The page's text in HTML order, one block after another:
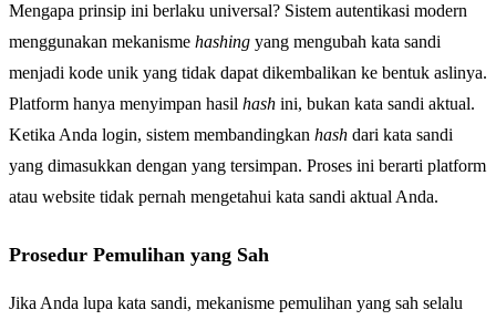
Mengapa prinsip ini berlaku universal? Sistem autentikasi modern
menggunakan mekanisme hashing yang mengubah kata sandi
menjadi kode unik yang tidak dapat dikembalikan ke bentuk aslinya.
Platform hanya menyimpan hasil hash ini, bukan kata sandi aktual.
Ketika Anda login, sistem membandingkan hash dari kata sandi
yang dimasukkan dengan yang tersimpan. Proses ini berarti platform
atau website tidak pernah mengetahui kata sandi aktual Anda.
Prosedur Pemulihan yang Sah
Jika Anda lupa kata sandi, mekanisme pemulihan yang sah selalu